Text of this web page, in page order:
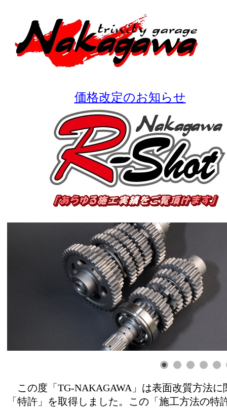
価格改定のお知らせ
この度「TG-NAKAGAWA」は表面改質方法に
「特許」を取得しました。この「施工方法の特